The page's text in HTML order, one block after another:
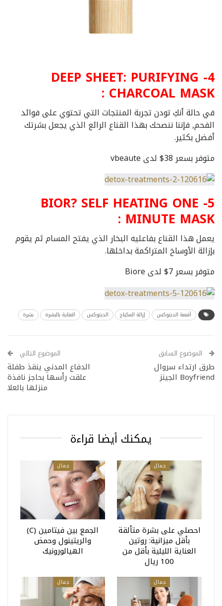
4- DEEP SHEET: PURIFYING
CHARCOAL MASK :
في حالة أنكِ تودن تجربة المنتجات التي تحتوي على فوائد
الفحم, فإننا ننصحك بهذا القناع الرائع الذي يجعل بشرتك
أفضل بكثير.
متوفر بسعر 38$ لدى vbeaute
5- BIOR? SELF HEATING ONE
MINUTE MASK :
يعمل هذا القناع بفاعليه البخار الذي يفتح المسام ثم يقوم
بإزالة الأوساخ المتراكمة بداخلها.
متوفر بسعر 7$ لدى Biore
أقنعة الديتوكس إزالة المكياج الديتوكس العناية بالبشرة بشرة
الموضوع السابق
طرق ارتداء سروال
Boyfriend الجينز
الموضوع التالي
الدفاع المدني ينقذ طفلة
علقت رأسها بحاجز نافذة
منزلها بالعلا
يمكنك أيضا قراءة
جمال
احصلي على بشرة متألقة
بأقل ميزانية: روتين
العناية الليلية بأقل من
100 ريال
جمال
الجمع بين فيتامين (C)
والريتينول وحمض
الهيالورونيك
جمال جمال